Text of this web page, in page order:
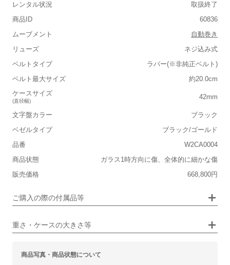
レンタル状況
取扱終了
商品ID
60836
ムーブメント
自動巻き
リューズ
ネジ込み式
ベルトタイプ
ラバー(※非純正ベルト)
ベルト最大サイズ
約20.0cm
ケースサイズ
(直径幅)
42mm
文字盤カラー
ブラック
ベゼルタイプ
ブラック/ゴールド
品番
W2CA0004
商品状態
ガラス1時方向に傷、全体的に細かな傷
販売価格
668,800円
ご購入の際の付属品等
重さ・ケースの大きさ等
■重さ(ベルト込み)
■ケースの大きさ
小さい 大きい
■装飾感
カジュアル ビジネス
商品写真・商品状態について